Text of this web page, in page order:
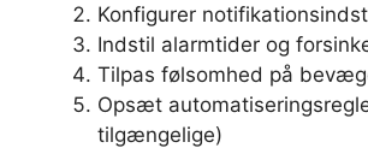
Konfigurer
Indstil alarmtider og
Tilpas følsomhed på
Opsæt
tilgængelige)